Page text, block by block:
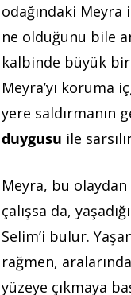
odağındaki Meyra
ne olduğunu bile
kalbinde büyük
Meyra’yı koruma
yere saldırmanın
duygusu ile
Meyra, bu
çalışsa da,
Selim’i bulur.
rağmen,
yüzeye çıkmaya